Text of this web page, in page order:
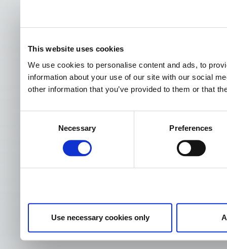
This website uses cookies
We use cookies to personalise content and ads, to
information about your use of our site with our social
other information that you’ve provided to them or that
Necessary Preferences
Use necessary cookies only